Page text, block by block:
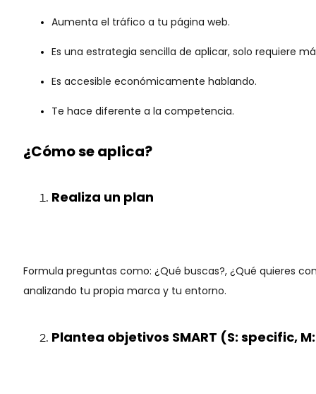
Aumenta el tráfico a tu página web.
Es una estrategia sencilla de aplicar, solo requiere
Es accesible económicamente hablando.
Te hace diferente a la competencia.
¿Cómo se aplica?
Realiza un plan
Formula preguntas como: ¿Qué buscas?, ¿Qué quieres
analizando tu propia marca y tu entorno.
Plantea objetivos SMART (S: specific,